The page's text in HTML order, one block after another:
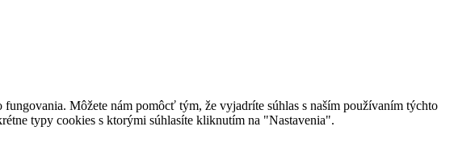
Môžete nám pomôcť tým, že vyjadríte súhlas s naším používaním týchto
typy cookies s ktorými súhlasíte kliknutím na "Nastavenia".